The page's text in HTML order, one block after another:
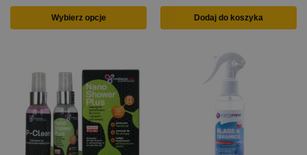
Wybierz opcje Dodaj do koszyka